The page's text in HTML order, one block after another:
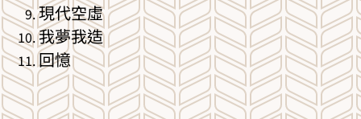
現代空虛
我夢我造
回憶